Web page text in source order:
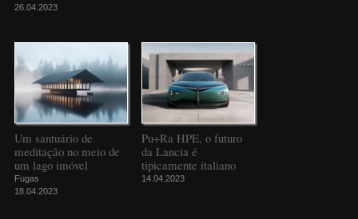
26.04.2023
Um santuário de
meditação no meio de
um lago imóvel
Fugas
18.04.2023
Pu+Ra HPE, o futuro
da Lancia é
tipicamente italiano
14.04.2023